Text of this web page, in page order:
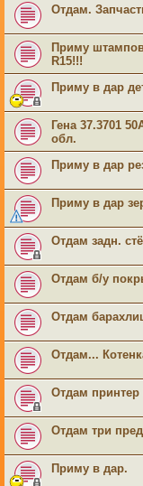
Отдам.
Приму
R15!!!
Приму в дар
Гена 37.3701
обл.
Приму в дар
Приму в дар
Отдам задн.
Отдам б/у
Отдам
Отдам...
Отдам принтер
Отдам три
Приму в дар.